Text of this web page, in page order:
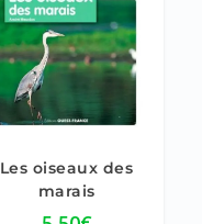
Les oiseaux des
marais